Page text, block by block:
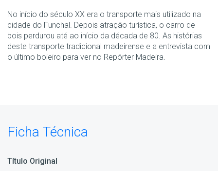
No início do século XX era o transporte mais utilizado na
cidade do Funchal. Depois atração turística, o carro de
bois perdurou até ao início da década de 80. As histórias
deste transporte tradicional madeirense e a entrevista com
o último boieiro para ver no Repórter Madeira.
Ficha Técnica
Título Original